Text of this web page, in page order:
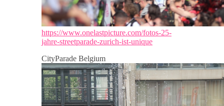
https://www.onelastpicture.com/fotos-25-
jahre-streetparade-zurich-ist-unique
CityParade Belgium